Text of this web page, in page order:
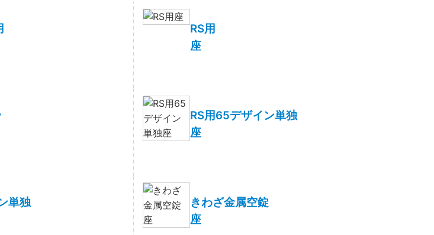
RS用
座
RS用65デザイン単独
座
単独
きわざ金属空錠
座